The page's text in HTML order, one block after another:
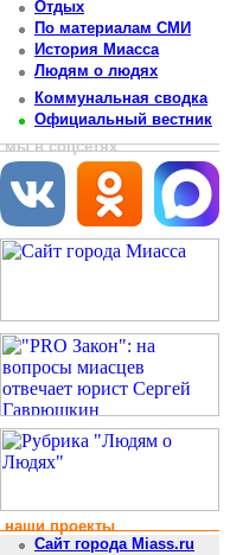
Отдых
По материалам СМИ
История Миасса
Людям о людях
Коммунальная сводка
Официальный вестник
мы в соцсетях
наши проекты
Сайт города Miass.ru